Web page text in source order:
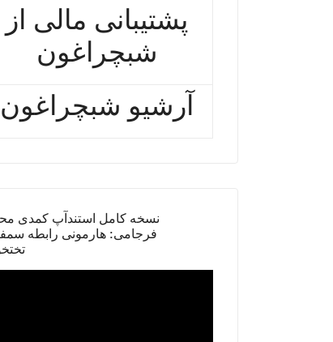
پشتیبانی مالی از
شبچراغون
آرشیو شبچراغون
نسخه کامل استندآپ کمدی
فرجامی: هارمونی رابطه